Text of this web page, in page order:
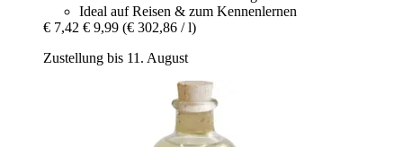
Ideal auf Reisen & zum Kennenlernen
€ 7,42 € 9,99 (€ 302,86 / l)
Zustellung bis 11. August